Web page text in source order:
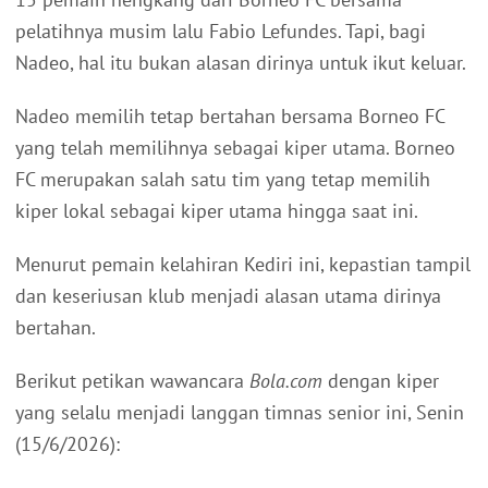
pelatihnya musim lalu Fabio Lefundes. Tapi, bagi
Nadeo, hal itu bukan alasan dirinya untuk ikut keluar.
Nadeo memilih tetap bertahan bersama Borneo FC
yang telah memilihnya sebagai kiper utama. Borneo
FC merupakan salah satu tim yang tetap memilih
kiper lokal sebagai kiper utama hingga saat ini.
Menurut pemain kelahiran Kediri ini, kepastian tampil
dan keseriusan klub menjadi alasan utama dirinya
bertahan.
Berikut petikan wawancara Bola.com dengan kiper
yang selalu menjadi langgan timnas senior ini, Senin
(15/6/2026):